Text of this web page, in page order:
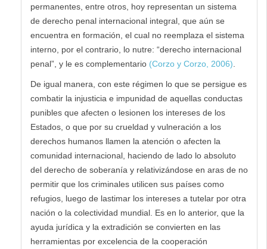
permanentes, entre otros, hoy representan un sistema
de derecho penal internacional integral, que aún se
encuentra en formación, el cual no reemplaza el sistema
interno, por el contrario, lo nutre: “derecho internacional
penal”, y le es complementario (Corzo y Corzo, 2006)
De igual manera, con este régimen lo que se persigue es
combatir la injusticia e impunidad de aquellas conductas
punibles que afecten o lesionen los intereses de los
Estados, o que por su crueldad y vulneración a los
derechos humanos llamen la atención o afecten la
comunidad internacional, haciendo de lado lo absoluto
del derecho de soberanía y relativizándose en aras de no
permitir que los criminales utilicen sus países como
refugios, luego de lastimar los intereses a tutelar por otra
nación o la colectividad mundial. Es en lo anterior, que la
ayuda jurídica y la extradición se convierten en las
herramientas por excelencia de la cooperación